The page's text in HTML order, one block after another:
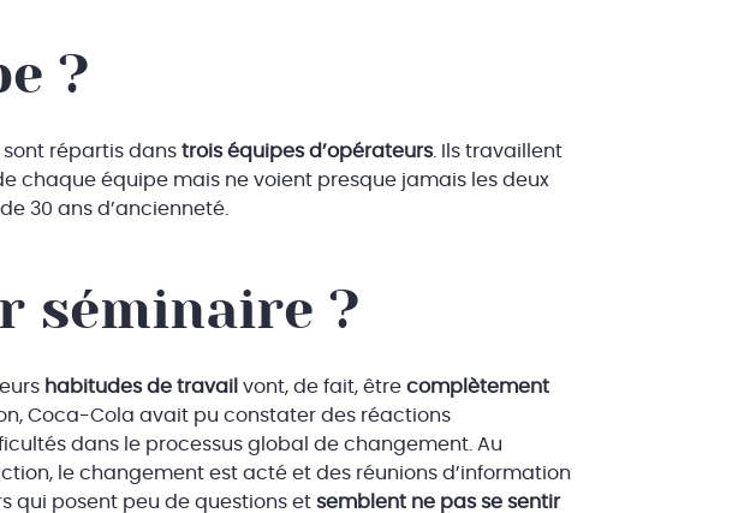
?
sont répartis danstrois équipes d’opérateurs. Ils travaillent
chaque équipe mais ne voient presque jamais les deux
30 ans d’ancienneté.
séminaire ?
habitudes de travail vont, de fait, êtrecomplètement
Coca-Cola avait pu constater des réactions
dans le processus global de changement. Au
le changement est acté et des réunions d’information
qui posent peu de questions etsemblent ne pas se sentir